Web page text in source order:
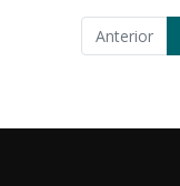
Anterior